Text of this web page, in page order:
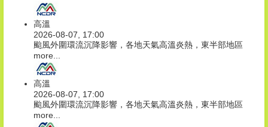
高溫
2026-08-07, 17:00
颱風外圍環流沉降影響，各地天氣高溫炎熱，東半部地區
more...
高溫
2026-08-07, 17:00
颱風外圍環流沉降影響，各地天氣高溫炎熱，東半部地區
more...